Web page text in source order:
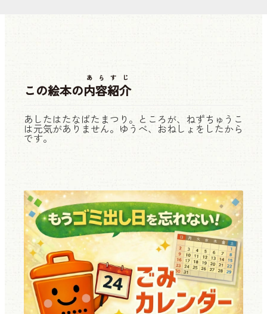
この絵本の内容紹介
あらすじ
あしたはたなばたまつり。ところが、ねずちゅうこ
は元気がありません。ゆうべ、おねしょをしたから
です。